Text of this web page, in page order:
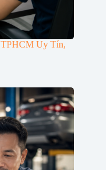
TPHCM Uy Tín,